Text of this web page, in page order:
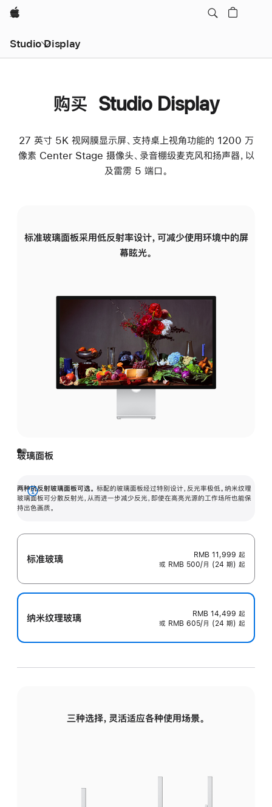
Apple
Studio Display
购买 Studio Display
27 英寸 5K 视网膜显示屏、支持桌上视角功能的 1200 万
像素 Center Stage 摄像头、录音棚级麦克风和扬声器，以
及雷雳 5 端口。
标准玻璃面板采用低反射率设计，可减少使用环境中的屏
幕眩光。
玻璃面板
两种抗反射玻璃面板可选。 标配的玻璃面板经过特别设计，反光率极低。纳米纹理
玻璃面板可分散反射光，从而进一步减少反光，即使在高亮光源的工作场所也能保
持出色画质。
展
开
标准玻璃 RMB 11,999 起
或 RMB 500/月 (24 期) 起
纳米纹理玻璃 RMB 14,499 起
或 RMB 605/月 (24 期) 起
三种选择，灵活适应各种使用场景。